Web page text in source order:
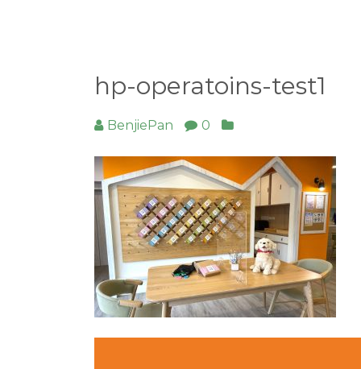
hp-operatoins-test1
BenjiePan 0